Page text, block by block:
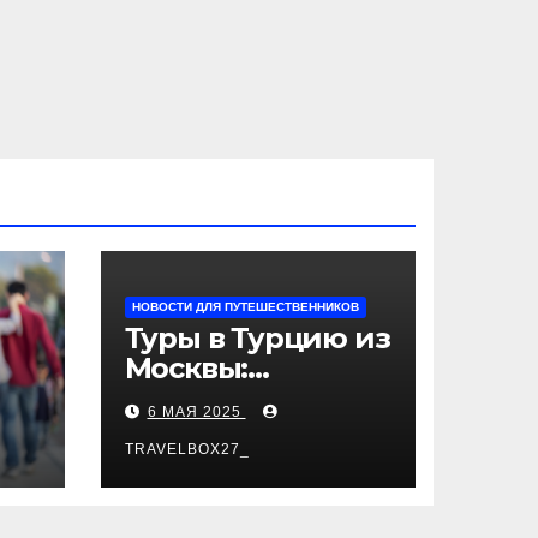
НОВОСТИ ДЛЯ ПУТЕШЕСТВЕННИКОВ
Туры в Турцию из
Москвы:
пляжный отдых,
экскурсии и
лучшие курорты
6 МАЯ 2025
TRAVELBOX27_